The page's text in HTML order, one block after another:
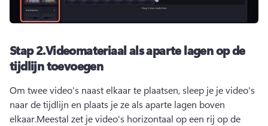
Stap 2.Videomateriaal als aparte lagen op de
tijdlijn toevoegen
Om twee video's naast elkaar te plaatsen, sleep je je video's
naar de tijdlijn en plaats je ze als aparte lagen boven
elkaar.Meestal zet je video's horizontaal op een rij op de